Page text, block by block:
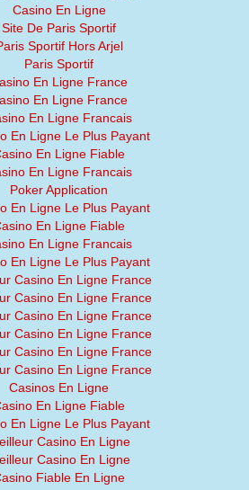
Casino En Ligne
Site De Paris Sportif
Sportif Hors Arjel
Paris Sportif
En Ligne France
En Ligne France
En Ligne Francais
En Ligne Le Plus Payant
En Ligne Fiable
En Ligne Francais
Poker Application
En Ligne Le Plus Payant
En Ligne Fiable
En Ligne Francais
En Ligne Le Plus Payant
Casino En Ligne France
Casino En Ligne France
Casino En Ligne France
Casino En Ligne France
Casino En Ligne France
Casino En Ligne France
Casinos En Ligne
En Ligne Fiable
En Ligne Le Plus Payant
Casino En Ligne
Casino En Ligne
Fiable En Ligne